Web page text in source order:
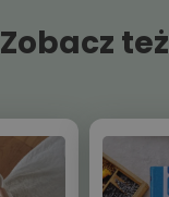
Zobacz też